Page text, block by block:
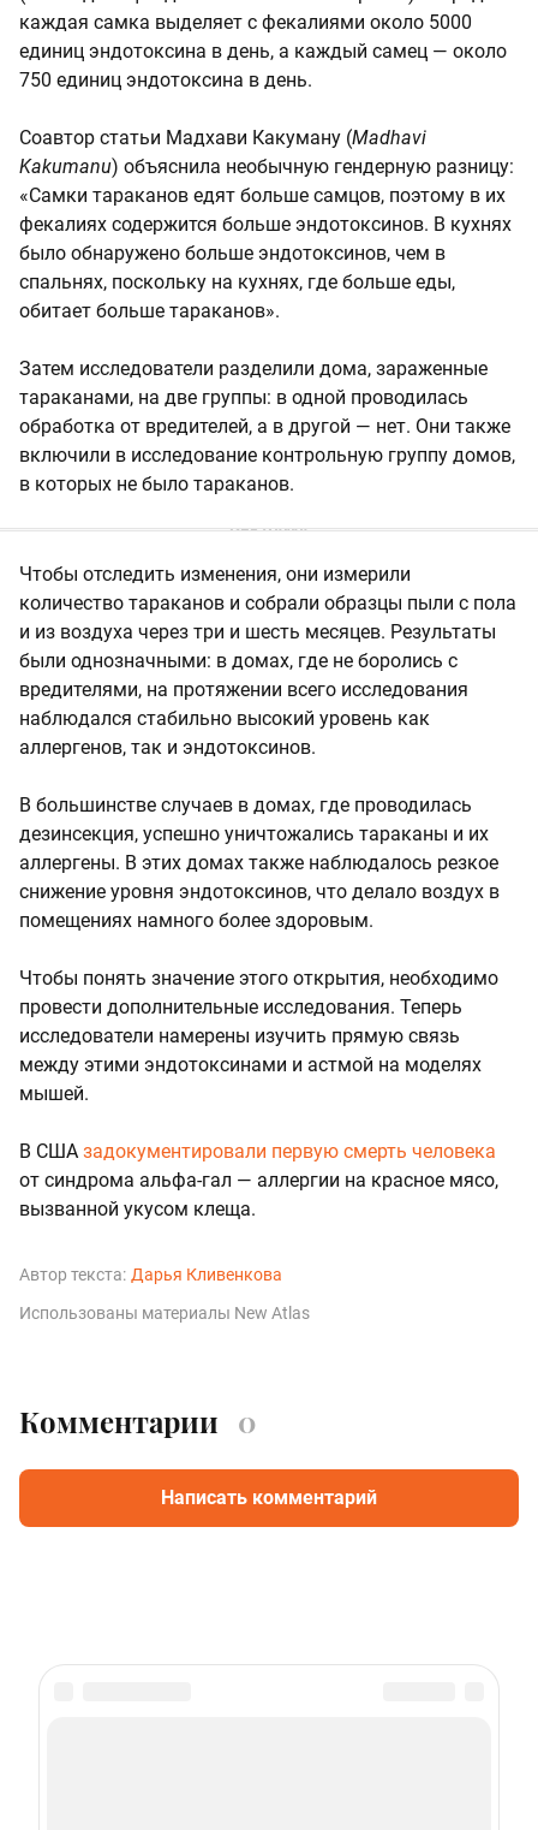
каждая самка выделяет с фекалиями около 5000
единиц эндотоксина в день, а каждый самец — около
750 единиц эндотоксина в день.
Соавтор статьи Мадхави Какуману (Madhavi
Kakumanu) объяснила необычную гендерную разницу:
«Самки тараканов едят больше самцов, поэтому в их
фекалиях содержится больше эндотоксинов. В кухнях
было обнаружено больше эндотоксинов, чем в
спальнях, поскольку на кухнях, где больше еды,
обитает больше тараканов».
Затем исследователи разделили дома, зараженные
тараканами, на две группы: в одной проводилась
обработка от вредителей, а в другой — нет. Они также
включили в исследование контрольную группу домов,
в которых не было тараканов.
Чтобы отследить изменения, они измерили
количество тараканов и собрали образцы пыли с пола
и из воздуха через три и шесть месяцев. Результаты
были однозначными: в домах, где не боролись с
вредителями, на протяжении всего исследования
наблюдался стабильно высокий уровень как
аллергенов, так и эндотоксинов.
В большинстве случаев в домах, где проводилась
дезинсекция, успешно уничтожались тараканы и их
аллергены. В этих домах также наблюдалось резкое
снижение уровня эндотоксинов, что делало воздух в
помещениях намного более здоровым.
Чтобы понять значение этого открытия, необходимо
провести дополнительные исследования. Теперь
исследователи намерены изучить прямую связь
между этими эндотоксинами и астмой на моделях
мышей.
В США задокументировали первую смерть человека
от синдрома альфа-гал — аллергии на красное мясо,
вызванной укусом клеща.
Автор текста: Дарья Кливенкова
Использованы материалы New Atlas
Комментарии 0
Написать комментарий